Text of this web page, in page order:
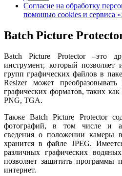
Согласие на обработку
помощью cookies и сервиса
Batch Picture
Batch Picture Protector –это
инструмент, который позволяет
групп графических файлов в
Resizer может
графических форматов, таких
PNG, TGA.
Также Batch Picture Protector
фотографий, в том числе и
сведения о положении камеры
хранится в файле JPEG.
различных графических
позволяет защитить
интернет.